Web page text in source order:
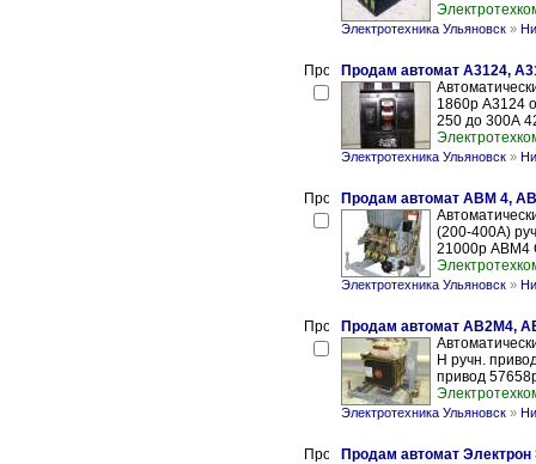
Электротехника Ульяновск »
Продам автомат А3124,
1860р А3124
250 до 300А
Электротехника Ульяновск »
Продам автомат АВМ 4,
(200-400А)
21000р АВМ4
Электротехника Ульяновск »
Продам автомат АВ2М4,
Н ручн.
привод
Электротехника Ульяновск »
Продам автомат